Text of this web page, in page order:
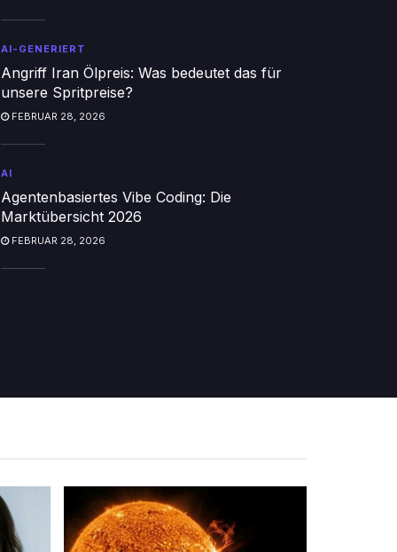
AI-GENERIERT
Angriff Iran Ölpreis: Was bedeutet das für
unsere Spritpreise?
FEBRUAR 28, 2026
AI
Agentenbasiertes Vibe Coding: Die
Marktübersicht 2026
FEBRUAR 28, 2026